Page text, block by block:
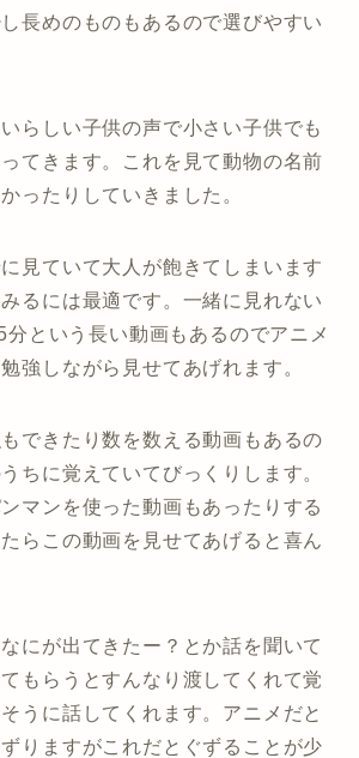
長めのものもあるので選びやすい
らしい子供の声で小さい子供でも
てきます。これを見て動物の名前
ったりしていきました。
見ていて大人が飽きてしまいます
るには最適です。一緒に見れない
という長い動画もあるのでアニメ
強しながら見せてあげれます。
できたり数を数える動画もあるの
ちに覚えていてびっくりします。
マンを使った動画もあったりする
らこの動画を見せてあげると喜ん
にが出てきたー？とか話を聞いて
もらうとすんなり渡してくれて覚
うに話してくれます。アニメだと
りますがこれだとぐずることが少